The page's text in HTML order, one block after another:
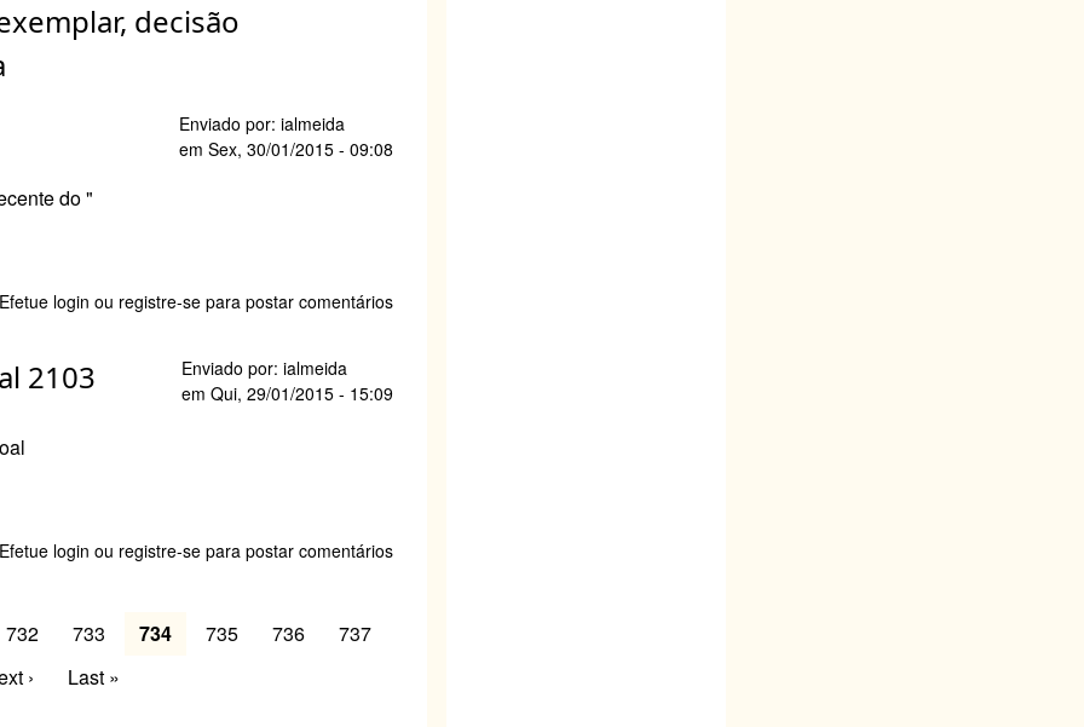
decisão
Enviado por:ialmeida
emSex, 30/01/2015 - 09:08
do "
Efetue login ou registre-se para postar comentários
2103 Enviado por:ialmeida
emQui, 29/01/2015 - 15:09
Efetue login ou registre-se para postar comentários
Page
732 Page
733
Página
734 Page
735 Page
736 Page
737
›
Última
Last »